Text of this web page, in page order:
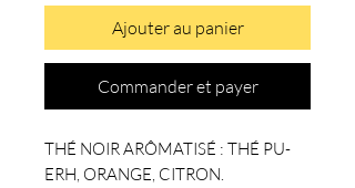
Ajouter au panier
Commander et payer
THÉ NOIR ARÔMATISÉ : THÉ PU-
ERH, ORANGE, CITRON.